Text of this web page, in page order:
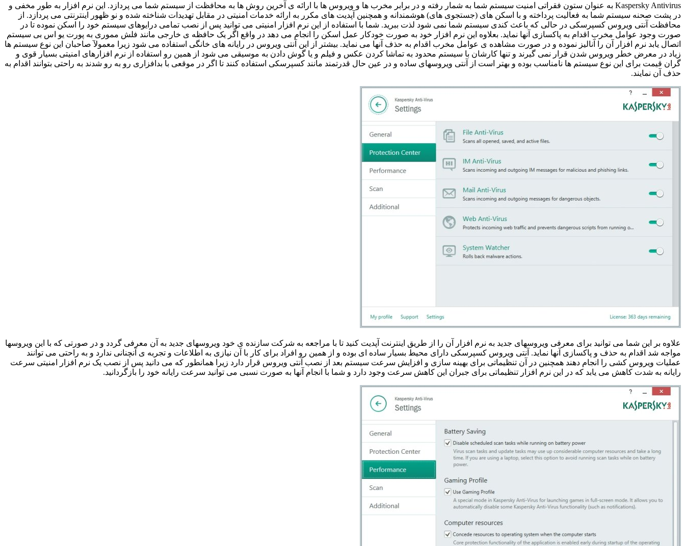
Kaspersky Antivirus به عنوان ستون فقراتی امنیت سیستم شما به شمار رفته و در برابر مخرب ها و ویروس ها با ارائه ی آخرین روش ها به محافظت از سیستم شما می پردازد. این نرم افزار به طور مخفی و
در پشت صحنه سیستم شما به فعالیت پرداخته و با اسکن های (جستجوی های) هوشمندانه و همچنین آپدیت های مکرر به ارائه خدمات امنیتی در مقابل تهدیدات شناخته شده و نو ظهور اینترنتی می پردازد. از
محافظت آنتی ویروس کسپرسکی در حالی که باعث کندی سیستم شما نمی شود لذت ببرید. شما با استفاده از این نرم افزار امنیتی می توانید پس از نصب تمامی درایوهای سیستم خود را اسکن نموده تا در
صورت وجود عوامل مخرب اقدام به پاکسازی آنها نماید. بعلاوه این نرم افزار خود به صورت خودکار عمل اسکن را انجام می دهد در واقع اگر یک حافظه ی خارجی مانند فلش مموری به پورت یو اس بی سیستم
اتصال یابد نرم افزار آن را آنالیز نموده و در صورت مشاهده ی عوامل مخرب اقدام به حذف آنها می نماید. بیشتر از این آنتی ویروس در رایانه های خانگی استفاده می شود زیرا معمولآ صاحبان این نوع سیستم ها
زیاد در معرض خطر ویروس شدن قرار نمی گیرند و تنها کارشان با سیستم محدود به تماشا کردن عکس و فیلم و یا گوش دادن به موسیقی می شود از همین رو استفاده از نرم افزارهای امنیتی بسیار قوی و
گران قیمت برای این نوع سیستم ها نامناسب بوده و بهتر است از آنتی ویروسهای ساده و در عین حال قدرتمند مانند کسپرسکی استفاده کنند تا اگر در موقعی با بدافزاری رو به رو شدند به راحتی بتوانند اقدام به
حذف آن نمایند.
علاوه بر این شما می توانید برای معرفی ویروسهای جدید به نرم افزار آن را از طریق اینترنت آپدیت کنید تا با مراجعه به شرکت سازنده ی خود ویروسهای جدید به آن معرفی گردد و در صورتی که با این ویروسها
مواجه شد اقدام به حذف و پاکسازی آنها نماید. آنتی ویروس کسپرسکی دارای محیط بسیار ساده ای بوده و از همین رو افراد برای کار با آن نیازی به اطلاعات و تجربه ی آنچنانی ندارد و به راحتی می توانند
عملیات ویروس کشی را انجام دهند همچنین در آن تنظیماتی برای بهینه سازی و افزایش سرعت سیستم بعد از نصب آنتی ویروس قرار دارد زیرا همانطور که می دانید پس از نصب یک نرم افزار امنیتی سرعت
رایانه به شدت کاهش می یابد که در این نرم افزار تنظیماتی برای جبران این کاهش سرعت وجود دارد و شما با انجام آنها به صورت نسبی می توانید سرعت رایانه خود را بازگردانید.